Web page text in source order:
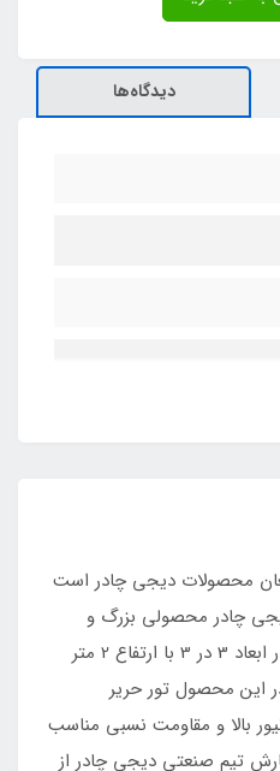
دیدگاه‌ها
محصولات دیجی چادر است
چادر محصولی بزرگ و
جادار با ساختار مکعب مربع در ابعاد 3 در 3 با ارتفاع 2 متر
این محصول تور حریر
بالا و مقاومت نسبی مناسب
تیم صنعتی دیجی چادر از